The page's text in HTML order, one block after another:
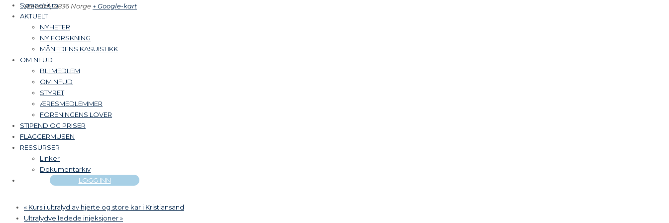
Symposium
AKTUELT
NYHETER
NY FORSKNING
MÅNEDENS KASUISTIKK
OM NFUD
BLI MEDLEM
OM NFUD
STYRET
ÆRESMEDLEMMER
FORENINGENS LOVER
STIPEND OG PRISER
FLAGGERMUSEN
RESSURSER
Linker
Dokumentarkiv
LOGG INN
Arendal, 4836 Norge + Google-kart
« Kurs i ultralyd av hjerte og store kar i Kristiansand
Ultralydveiledede injeksjoner»